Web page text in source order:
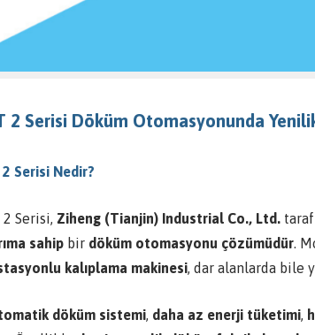
2 Serisi Döküm Otomasyonunda
Serisi Nedir?
Serisi, Ziheng (Tianjin) Industrial Co., Ltd.
sahip bir döküm otomasyonu çözümüdür.
kalıplama makinesi, dar alanlarda bile
döküm sistemi, daha az enerji tüketimi,